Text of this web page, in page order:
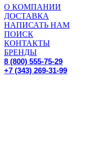
О КОМПАНИИ
ДОСТАВКА
НАПИСАТЬ НАМ
ПОИСК
КОНТАКТЫ
БРЕНДЫ
8 (800) 555-75-29
+7 (343) 269-31-99